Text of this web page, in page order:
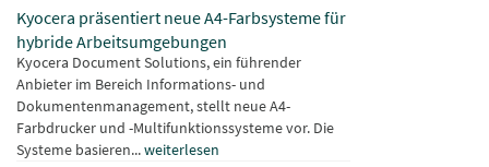
Kyocera präsentiert neue A4-Farbsysteme für
hybride Arbeitsumgebungen
Kyocera Document Solutions, ein führender
Anbieter im Bereich Informations- und
Dokumentenmanagement, stellt neue A4-
Farbdrucker und -Multifunktionssysteme vor. Die
Systeme basieren...weiterlesen